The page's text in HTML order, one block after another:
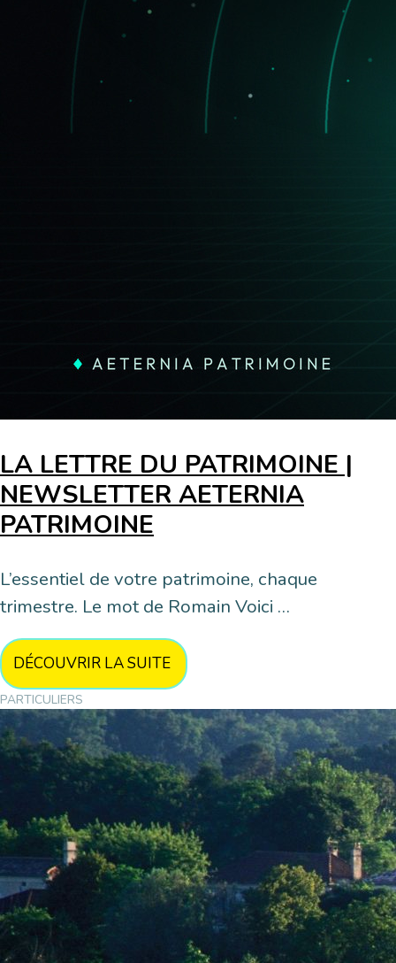
LA LETTRE DU PATRIMOINE |
NEWSLETTER AETERNIA
PATRIMOINE
L’essentiel de votre patrimoine, chaque
trimestre. Le mot de Romain Voici …
DÉCOUVRIR LA SUITE
PARTICULIERS